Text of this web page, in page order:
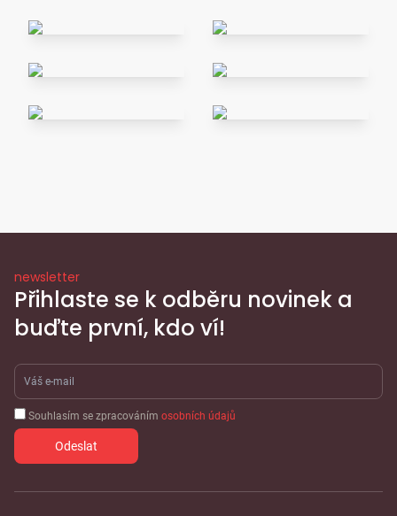
newsletter
Přihlaste se k odběru novinek a
buďte první, kdo ví!
Souhlasím se zpracováním osobních údajů